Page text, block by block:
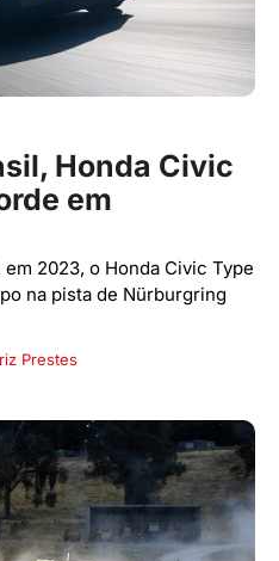
Honda Civic
em
2023, o Honda Civic Type
na pista de Nürburgring
Prestes